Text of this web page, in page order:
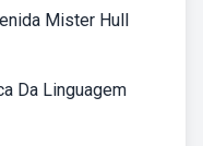
Mister Hull
Da Linguagem